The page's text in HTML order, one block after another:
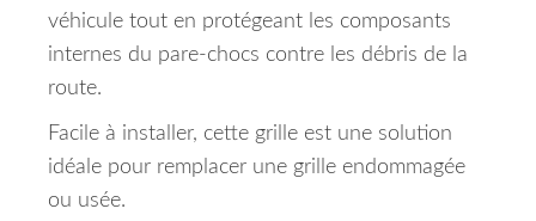
véhicule tout en protégeant les composants
internes du pare-chocs contre les débris de la
route.
Facile à installer, cette grille est une solution
idéale pour remplacer une grille endommagée
ou usée.